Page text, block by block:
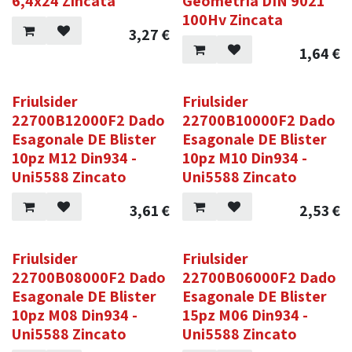
3,27€
100Hv Zincata
1,64€
Friulsider
22700B12000F2 Dado
Esagonale DE Blister
10pz M12 Din934 -
Uni5588 Zincato
3,61€
Friulsider
22700B10000F2 Dado
Esagonale DE Blister
10pz M10 Din934 -
Uni5588 Zincato
2,53€
Friulsider
22700B08000F2 Dado
Esagonale DE Blister
10pz M08 Din934 -
Uni5588 Zincato
Friulsider
22700B06000F2 Dado
Esagonale DE Blister
15pz M06 Din934 -
Uni5588 Zincato